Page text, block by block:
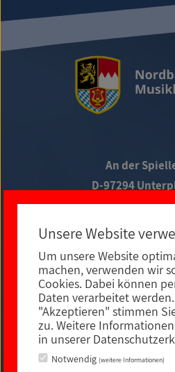
An der
D-97294
Telefon +49
Social
Unsere Website
Um unsere Website
machen, verwenden wir
Cookies. Dabei können
Daten verarbeitet
"Akzeptieren" stimmen
zu. Weitere
in unserer
Notwendig (weitere Informationen)